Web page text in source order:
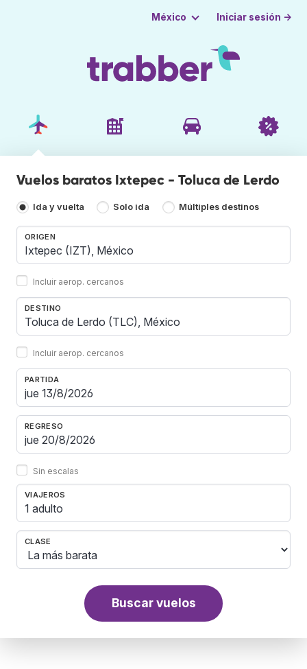
México Iniciar sesión →
Vuelos baratos Ixtepec - Toluca de Lerdo
Ida y vuelta Solo ida Múltiples destinos
ORIGEN
Incluir aerop. cercanos
DESTINO
Incluir aerop. cercanos
PARTIDA
REGRESO
Sin escalas
VIAJEROS
1 adulto
CLASE
Buscar vuelos